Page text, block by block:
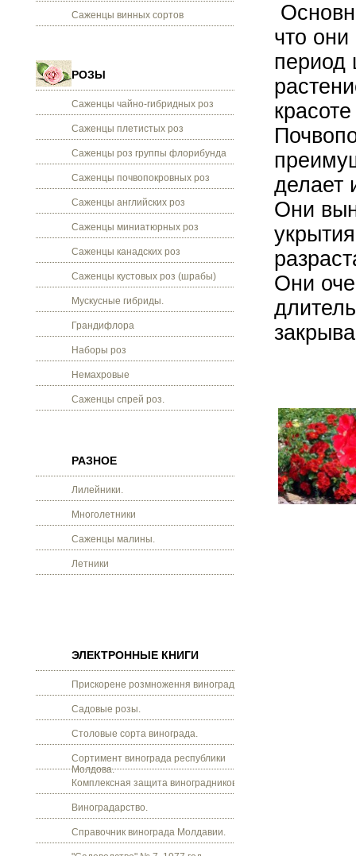
Саженцы винных сортов
РОЗЫ
Саженцы чайно-гибридных роз
Саженцы плетистых роз
Саженцы роз группы флорибунда
Саженцы почвопокровных роз
Саженцы английских роз
Саженцы миниатюрных роз
Саженцы канадских роз
Саженцы кустовых роз (шрабы)
Мускусные гибриды.
Грандифлора
Наборы роз
Немахровые
Саженцы спрей роз.
РАЗНОЕ
Лилейники.
Многолетники
Саженцы малины.
Летники
ЭЛЕКТРОННЫЕ КНИГИ
Прискорене розмноження винограду.
Садовые розы.
Столовые сорта винограда.
Сортимент винограда республики
Молдова.
Комплексная защита виноградников.
Виноградарство.
Справочник винограда Молдавии.
что
период
делает
Они
Они